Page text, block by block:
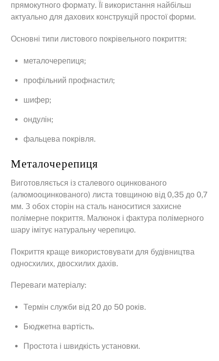
прямокутного формату. Її використання найбільш
актуально для дахових конструкцій простої форми.
Основні типи листового покрівельного покриття:
металочерепиця;
профільний профнастил;
шифер;
ондулін;
фальцева покрівля.
Металочерепиця
Виготовляється із сталевого оцинкованого
(алюмооцинкованого) листа товщиною від 0,35 до 0,7
мм. З обох сторін на сталь наноситися захисне
полімерне покриття. Малюнок і фактура полімерного
шару імітує натуральну черепицю.
Покриття краще використовувати для будівництва
односхилих, двосхилих дахів.
Переваги матеріалу:
Термін служби від 20 до 50 років.
Бюджетна вартість.
Простота і швидкість установки.